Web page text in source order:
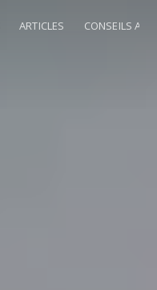
ARTICLES CONSEILS